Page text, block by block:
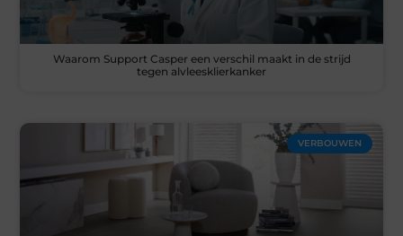
Waarom Support Casper een verschil maakt in de strijd
tegen alvleesklierkanker
VERBOUWEN